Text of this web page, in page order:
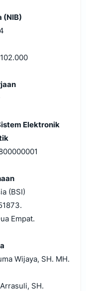
(NIB)
Elektronik
(BSI)
Empat.
Wijaya, SH. MH.
SH.